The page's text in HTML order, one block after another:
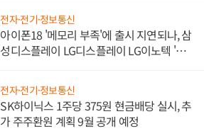
전자·전기·정보통신
아이폰18 '메모리 부족'에 출시 지연되나, 삼
성디스플레이 LG디스플레이 LG이노텍 '탈
전자·전기·정보통신
SK하이닉스 1주당 375원 현금배당 실시, 추
가 주주환원 계획 9월 공개 예정